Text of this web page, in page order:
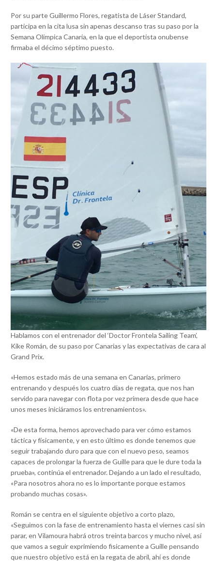
Por su parte Guillermo Flores, regatista de Láser Standard,
participa en la cita lusa sin apenas descanso tras su paso por la
Semana Olímpica Canaria, en la que el deportista onubense
firmaba el décimo séptimo puesto.
Hablamos con el entrenador del ‘Doctor Frontela Sailing Team’,
Kike Román, de su paso por Canarias y las expectativas de cara al
Grand Prix.
«Hemos estado más de una semana en Canarias, primero
entrenando y después los cuatro días de regata, que nos han
servido para navegar con flota por vez primera desde que hace
unos meses iniciáramos los entrenamientos».
«De esta forma, hemos aprovechado para ver cómo estamos
táctica y físicamente, y en esto último es donde tenemos que
seguir trabajando duro para que con el nuevo peso, seamos
capaces de prolongar la fuerza de Guille para que le dure toda la
prueba», continúa el entrenador. Dejando a un lado el resultado,
«Para nosotros ahora no es lo importante porque estamos
probando muchas cosas».
Román se centra en el siguiente objetivo a corto plazo,
«Seguimos con la fase de entrenamiento hasta el viernes casi sin
parar, en Vilamoura habrá otros treinta barcos y mucho nivel, así
que vamos a seguir exprimiendo fisicamente a Guille pensando
que nuestro objetivo está en la regata de abril, ahí es donde